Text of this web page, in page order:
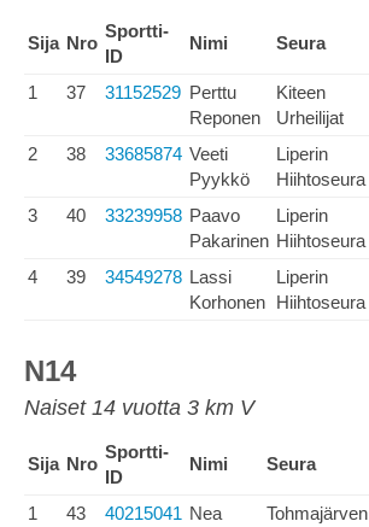
Sija Nro
Sportti-
ID
Nimi Seura
1 37 31152529 Perttu
Reponen
Kiteen
Urheilijat
2 38 33685874 Veeti
Pyykkö
Liperin
Hiihtoseura
3 40 33239958 Paavo
Pakarinen
Liperin
Hiihtoseura
4 39 34549278 Lassi
Korhonen
Liperin
Hiihtoseura
N14
Naiset 14 vuotta 3 km V
Sija Nro
Sportti-
ID
Nimi Seura
1 43 40215041 Nea
Tohmajärven